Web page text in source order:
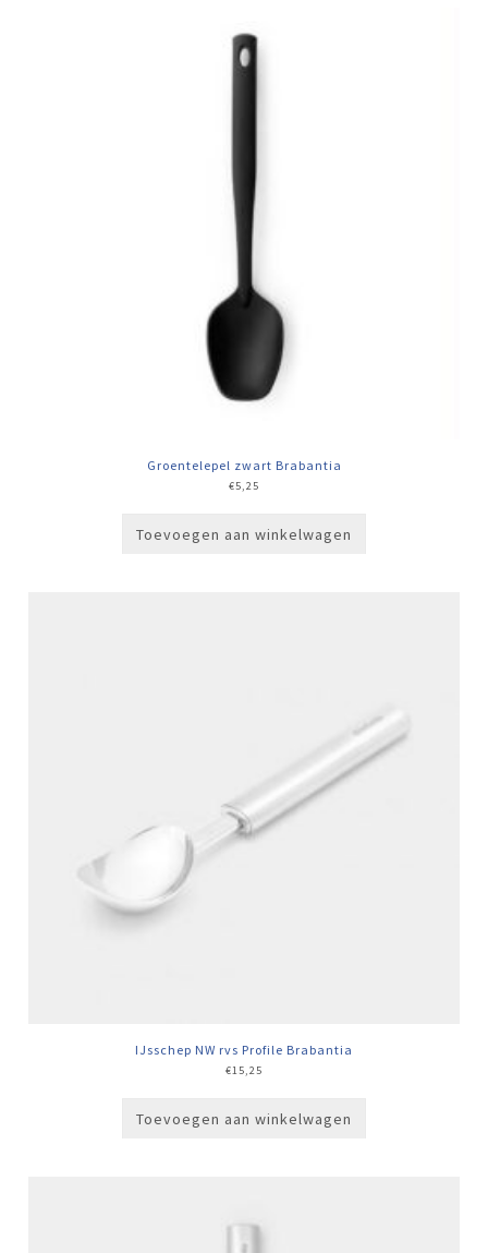
Groentelepel zwart Brabantia
€5,25
Toevoegen aan winkelwagen
IJsschep NW rvs Profile Brabantia
€15,25
Toevoegen aan winkelwagen